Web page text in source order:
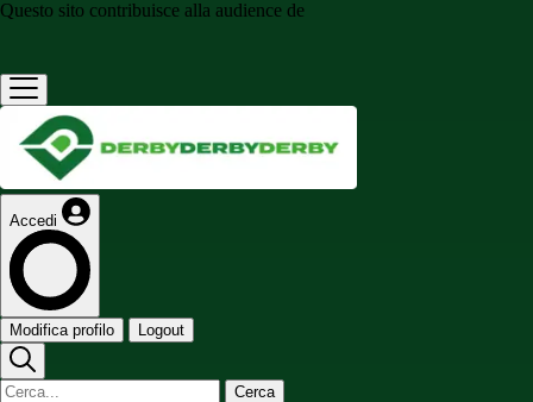
Questo sito contribuisce alla audience de
Accedi
Modifica profilo Logout
Cerca